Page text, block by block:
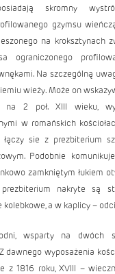
skromny
gzymsu
na kroksztynach
ograniczonego
Na szczególną
wieży. Może on
na 2 poł. XIII wieku,
w romańskich
łączy sie z prezbiterium
Podobnie
zamkniętym łukiem
nakryte są
kolebkowe, a w kaplicy –
wsparty na dwóch
dawnego wyposażenia
z 1816 roku, XVIII –